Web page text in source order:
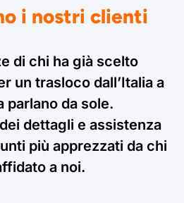
i nostri clienti
di chi ha già scelto
un trasloco dall’Italia a
parlano da sole.
dettagli e assistenza
più apprezzati da chi
a noi.